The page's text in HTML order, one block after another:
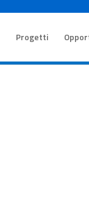
Progetti